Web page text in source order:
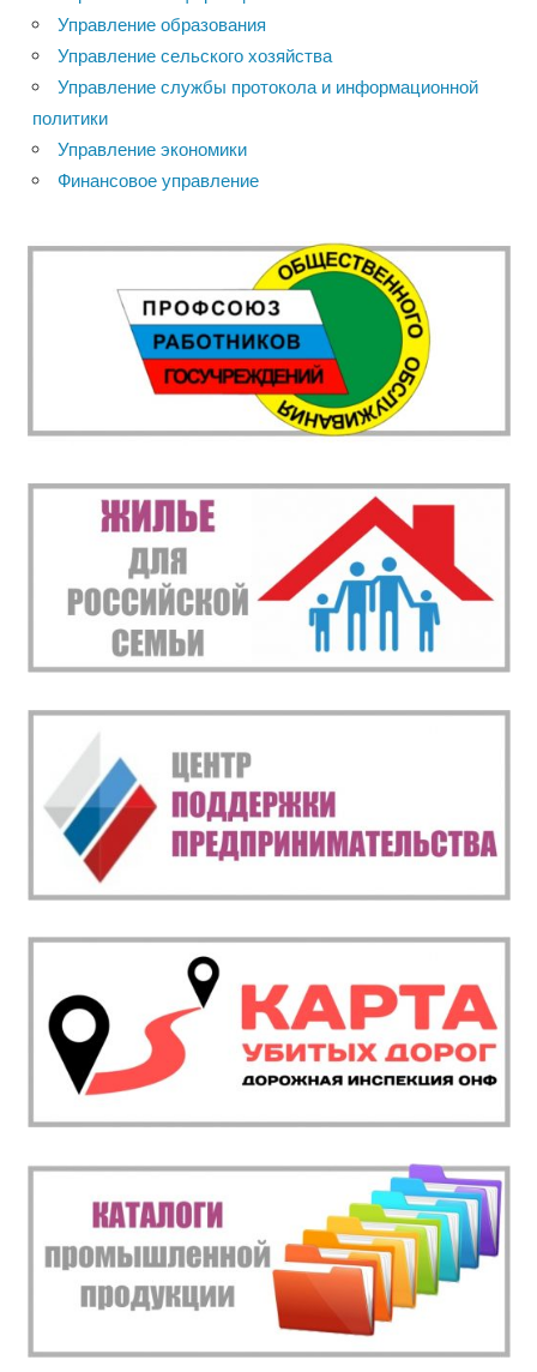
Управление образования
Управление сельского хозяйства
Управление службы протокола и информационной
политики
Управление экономики
Финансовое управление